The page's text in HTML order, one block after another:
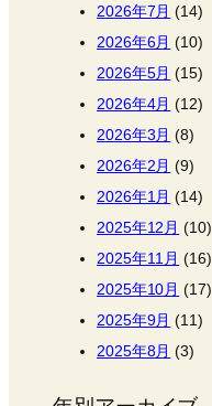
2026年7月 (14)
2026年6月 (10)
2026年5月 (15)
2026年4月 (12)
2026年3月 (8)
2026年2月 (9)
2026年1月 (14)
2025年12月 (10)
2025年11月 (16)
2025年10月 (17)
2025年9月 (11)
2025年8月 (3)